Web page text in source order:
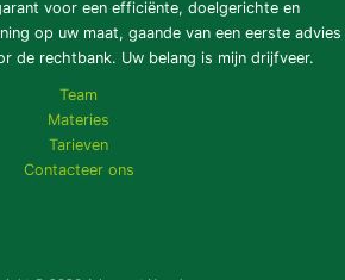
voor een efficiënte, doelgerichte en
op uw maat, gaande van een eerste advies
de rechtbank. Uw belang is mijn drijfveer.
Team
Materies
Tarieven
Contacteer ons